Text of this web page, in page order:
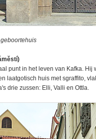
punt in het leven van Kafka. Hij
laatgotisch huis met sgraffito,
drie zussen: Elli, Valli en Ottla.